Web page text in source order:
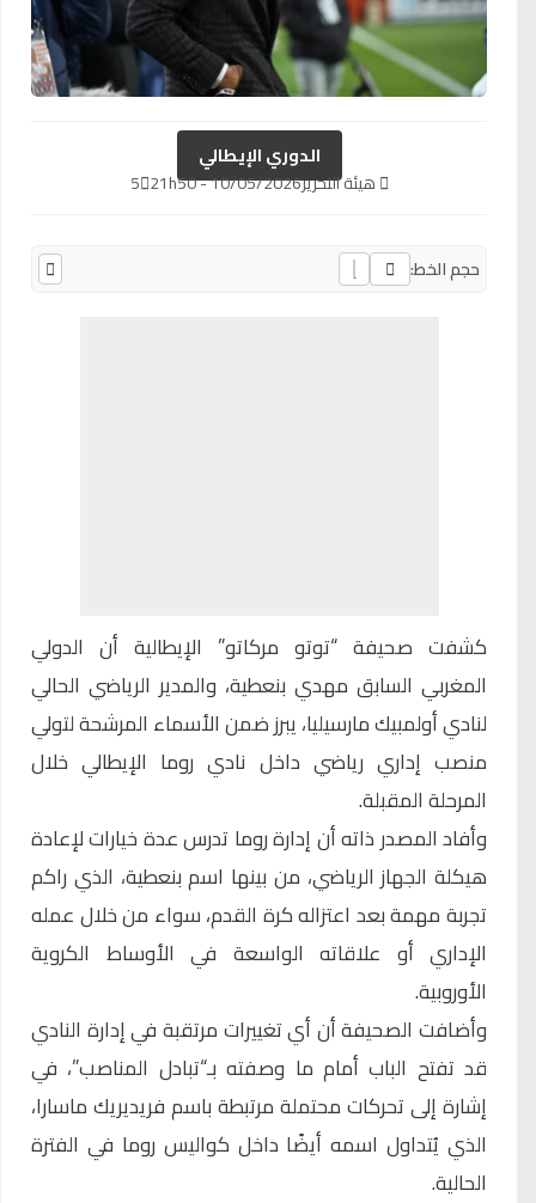
الدوري الإيطالي
هيئة التحرير10/05/2026 - 21h50
5
حجم الخط:
كشفت صحيفة “توتو مركاتو” الإيطالية أن الدولي
المغربي السابق مهدي بنعطية، والمدير الرياضي الحالي
لنادي أولمبيك مارسيليا، يبرز ضمن الأسماء المرشحة لتولي
منصب إداري رياضي داخل نادي روما الإيطالي خلال
المرحلة المقبلة.
وأفاد المصدر ذاته أن إدارة روما تدرس عدة خيارات لإعادة
هيكلة الجهاز الرياضي، من بينها اسم بنعطية، الذي راكم
تجربة مهمة بعد اعتزاله كرة القدم، سواء من خلال عمله
الإداري أو علاقاته الواسعة في الأوساط الكروية
الأوروبية.
وأضافت الصحيفة أن أي تغييرات مرتقبة في إدارة النادي
قد تفتح الباب أمام ما وصفته بـ“تبادل المناصب”، في
إشارة إلى تحركات محتملة مرتبطة باسم فريديريك ماسارا،
الذي يُتداول اسمه أيضًا داخل كواليس روما في الفترة
الحالية.